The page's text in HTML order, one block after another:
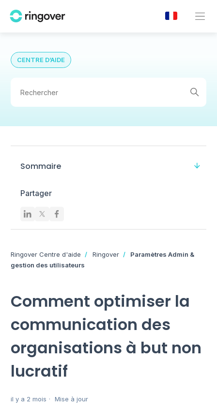
CENTRE D’AIDE
Sommaire
Partager
Ringover Centre d'aide Ringover
Paramètres Admin &
gestion des utilisateurs
Comment optimiser la
communication des
organisations à but non
lucratif
il y a 2 mois Mise à jour